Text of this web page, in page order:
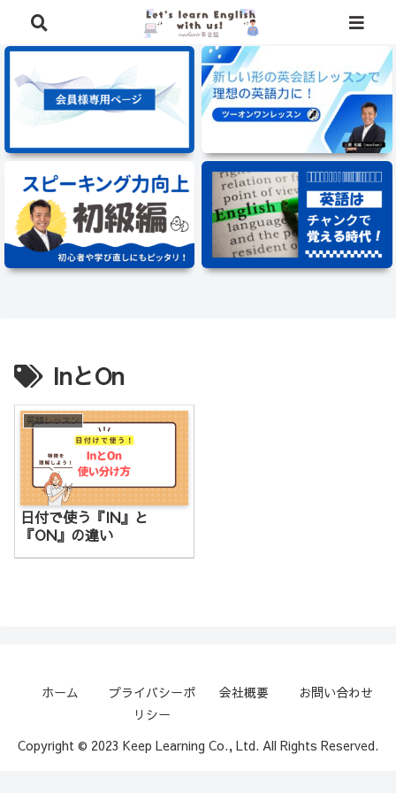
⭐️英語学習に役立つ、豪華特典を無料でプレゼント中⭐️
InとOn
英語レッスン
日付で使う『IN』と
『ON』の違い
ホーム
プライバシーポ
リシー
会社概要 お問い合わせ
Copyright © 2023 Keep Learning Co., Ltd. All Rights Reserved.